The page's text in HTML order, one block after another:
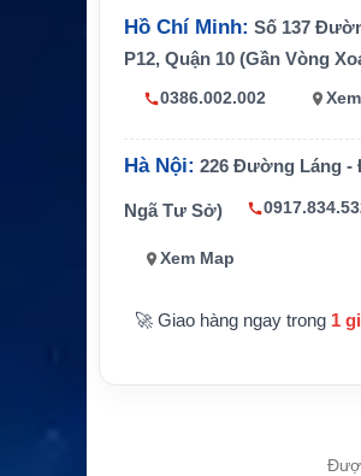
Hồ Chí Minh: Số 137
P12, Quận 10 (Gần Vòng
0386.002.002
Hà Nội: 226 Đường Láng -
Ngã Tư Sở)
Xem Map
🚀 Giao hàng ngay trong 1